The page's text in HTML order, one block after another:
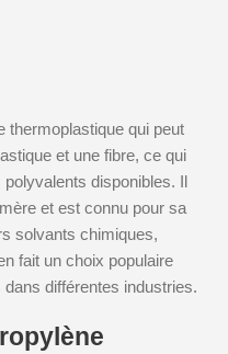
thermoplastique qui peut
et une fibre, ce qui
polyvalents disponibles. Il
et est connu pour sa
solvants chimiques,
fait un choix populaire
différentes industries.